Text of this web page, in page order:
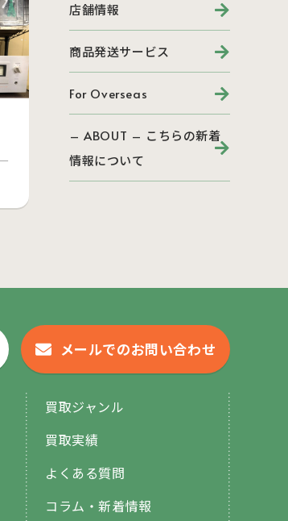
店舗情報
商品発送サービス
For Overseas
– ABOUT – こちらの新着
情報について
買取ジャンル
買取実績
よくある質問
コラム・新着情報
メールでのお問い合わせ